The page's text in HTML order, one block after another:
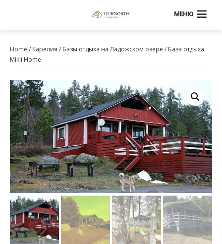
МЕНЮ
Home / Карелия / Базы отдыха на Ладожском озере / База отдыха
Mikli Home